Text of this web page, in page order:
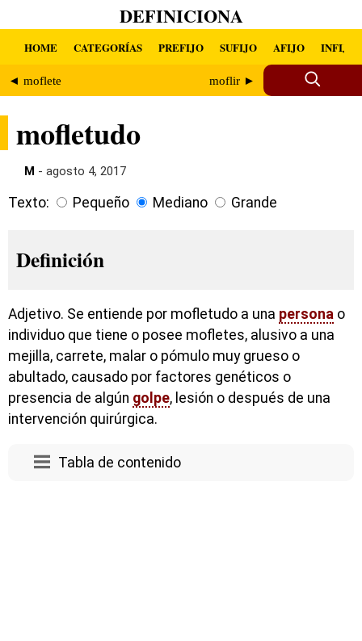
DEFINICIONA
HOME CATEGORÍAS PREFIJO SUFIJO AFIJO INFIJO
◄ moflete moflir ►
mofletudo
M - agosto 4, 2017
Texto: Pequeño Mediano Grande
Definición
Adjetivo. Se entiende por mofletudo a una persona o
individuo que tiene o posee mofletes, alusivo a una
mejilla, carrete, malar o pómulo muy grueso o
abultado, causado por factores genéticos o
presencia de algún golpe, lesión o después de una
intervención quirúrgica.
Tabla de contenido